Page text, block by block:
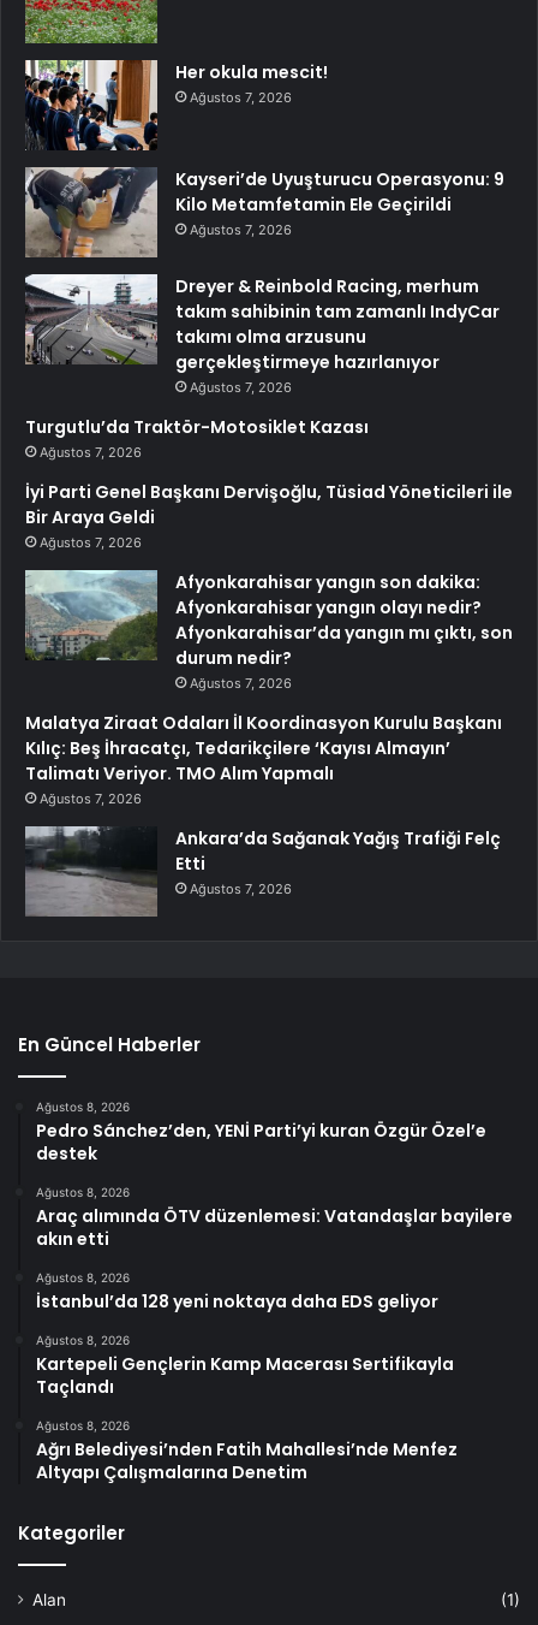
Her okula mescit!
Ağustos 7, 2026
Kayseri’de Uyuşturucu Operasyonu: 9
Kilo Metamfetamin Ele Geçirildi
Ağustos 7, 2026
Dreyer & Reinbold Racing, merhum
takım sahibinin tam zamanlı IndyCar
takımı olma arzusunu
gerçekleştirmeye hazırlanıyor
Ağustos 7, 2026
Turgutlu’da Traktör-Motosiklet Kazası
Ağustos 7, 2026
İyi Parti Genel Başkanı Dervişoğlu, Tüsiad Yöneticileri ile
Bir Araya Geldi
Ağustos 7, 2026
Afyonkarahisar yangın son dakika:
Afyonkarahisar yangın olayı nedir?
Afyonkarahisar’da yangın mı çıktı, son
durum nedir?
Ağustos 7, 2026
Malatya Ziraat Odaları İl Koordinasyon Kurulu Başkanı
Kılıç: Beş İhracatçı, Tedarikçilere ‘Kayısı Almayın’
Talimatı Veriyor. TMO Alım Yapmalı
Ağustos 7, 2026
Ankara’da Sağanak Yağış Trafiği Felç
Etti
Ağustos 7, 2026
En Güncel Haberler
Ağustos 8, 2026
Pedro Sánchez’den, YENİ Parti’yi kuran Özgür Özel’e
destek
Ağustos 8, 2026
Araç alımında ÖTV düzenlemesi: Vatandaşlar bayilere
akın etti
Ağustos 8, 2026
İstanbul’da 128 yeni noktaya daha EDS geliyor
Ağustos 8, 2026
Kartepeli Gençlerin Kamp Macerası Sertifikayla
Taçlandı
Ağustos 8, 2026
Ağrı Belediyesi’nden Fatih Mahallesi’nde Menfez
Altyapı Çalışmalarına Denetim
Kategoriler
Alan
(1)